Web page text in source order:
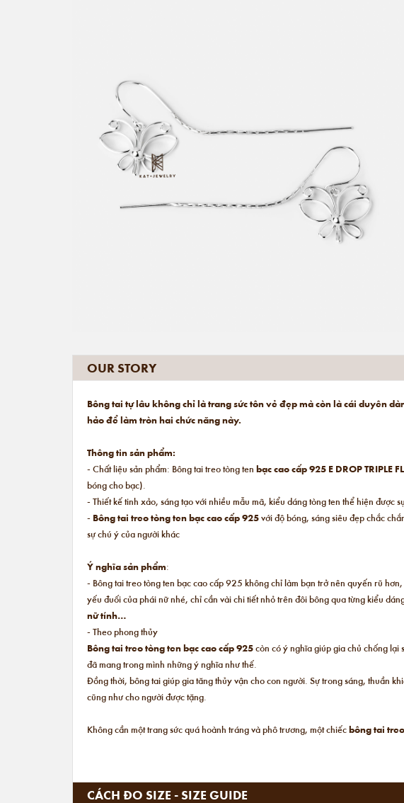
OUR STORY
Bông tai tự lâu không chỉ là trang sức tôn vẻ đẹp mà còn là cái duyên
hảo để làm tròn hai chức năng này.
Thông tin sản phẩm:
- Chất liệu sản phẩm: Bông tai treo tòng tenbạc cao cấp 925E DROP TRIPLE
bóng cho bạc).
- Thiết kế tinh xảo, sáng tạo với nhiều mẫu mã, kiểu dáng tòng ten thể hiện được
- Bông tai treo tòng ten bạc cao cấp 925với độ bóng, sáng siêu đẹp chắc
sự chú ý của người khác
Ý nghĩa sản phẩm:
- Bông tai treo tòng ten bạc cao cấp 925 không chỉ làm bạn trở nên quyến rũ
yếu đuối của phái nữ nhé, chỉ cần vài chi tiết nhỏ trên đôi bông qua từng kiểu
nữ tính…
- Theo phong thủy
Bông tai treo tòng ten bạc cao cấp 925còn có ý nghĩa giúp gia chủ chống
đã mang trong mình những ý nghĩa như thế.
Đồng thời, bông tai giúp gia tăng thủy vận cho con người. Sự trong sáng, thuần
cũng như cho người được tặng.
Không cần một trang sức quá hoành tráng và phô trương, một chiếcbông tai
CÁCH ĐO SIZE - SIZE GUIDE